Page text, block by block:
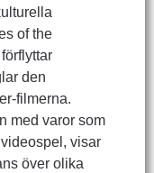
of the
den
filmerna.
med varor som
visar
över olika